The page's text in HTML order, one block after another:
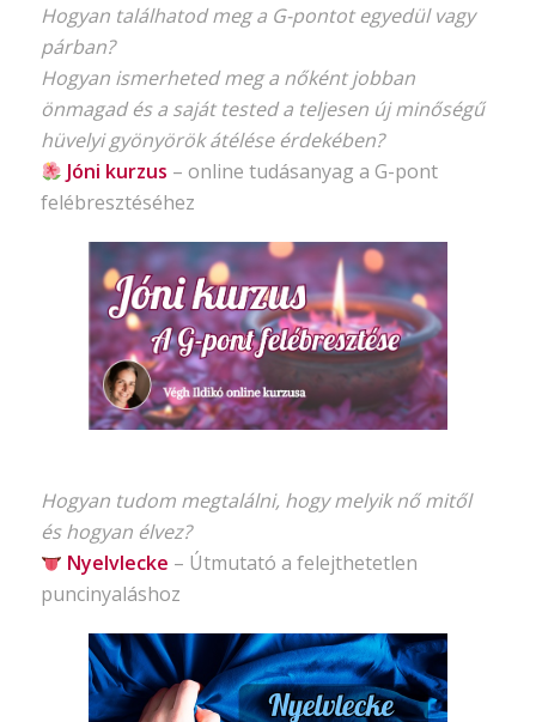
Hogyan találhatod meg a G-pontot egyedül vagy
párban?
Hogyan ismerheted meg a nőként jobban
önmagad és a saját tested a teljesen új minőségű
hüvelyi gyönyörök átélése érdekében?
Jóni kurzus – online tudásanyag a G-pont
felébresztéséhez
Hogyan tudom megtalálni, hogy melyik nő mitől
és hogyan élvez?
Nyelvlecke – Útmutató a felejthetetlen
puncinyaláshoz